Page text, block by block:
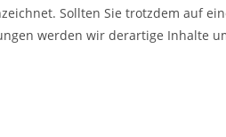
Sollten Sie trotzdem auf
werden wir derartige Inhalte